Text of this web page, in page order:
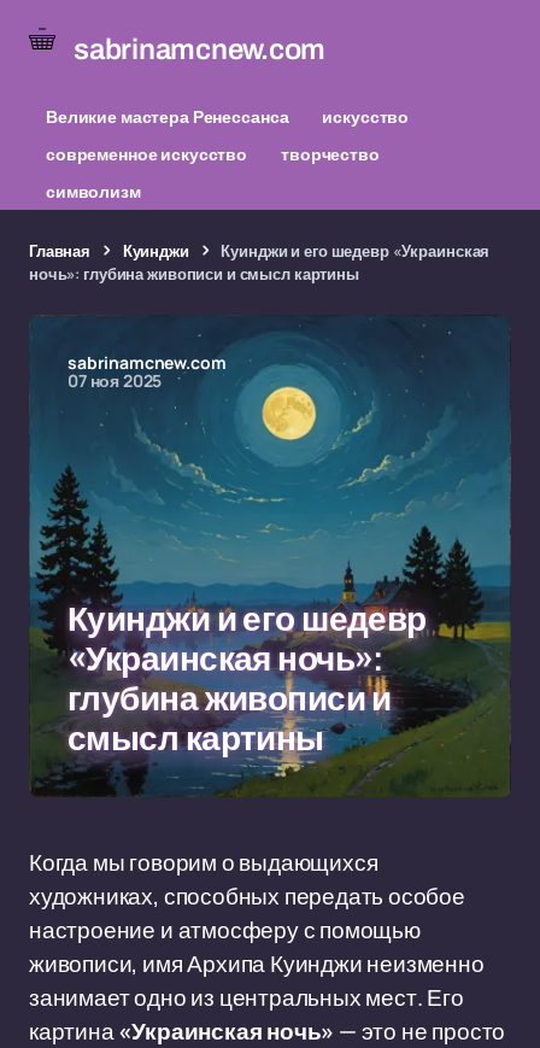
sabrinamcnew.com
Великие мастера Ренессанса
искусство
современное искусство
творчество
символизм
Главная Куинджи
Куинджи и его шедевр «Украинская
ночь»: глубина живописи и смысл картины
sabrinamcnew.com
07 ноя 2025
Куинджи и его шедевр
«Украинская ночь»:
глубина живописи и
смысл картины
Когда мы говорим о выдающихся
художниках, способных передать особое
настроение и атмосферу с помощью
живописи, имя Архипа Куинджи неизменно
занимает одно из центральных мест. Его
картина«Украинская ночь» — это не просто